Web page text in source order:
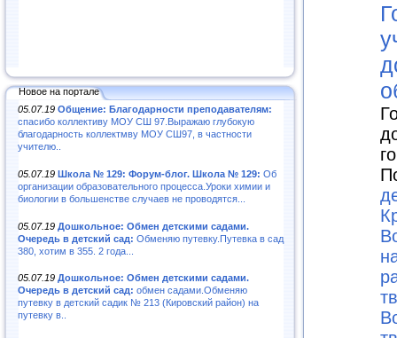
Новое на портале
05.07.19 Общение: Благодарности преподавателям:
спасибо коллективу МОУ СШ 97.Выражаю глубокую
благодарность коллектмву МОУ СШ97, в частности
учителю..
05.07.19 Школа № 129: Форум-блог. Школа № 129: Об
организации образовательного процесса.Уроки химии и
биологии в большенстве случаев не проводятся...
05.07.19 Дошкольное: Обмен детскими садами.
Очередь в детский сад: Обменяю путевку.Путевка в сад
380, хотим в 355. 2 года...
05.07.19 Дошкольное: Обмен детскими садами.
Очередь в детский сад: обмен садами.Обменяю
путевку в детский садик № 213 (Кировский район) на
путевку в..